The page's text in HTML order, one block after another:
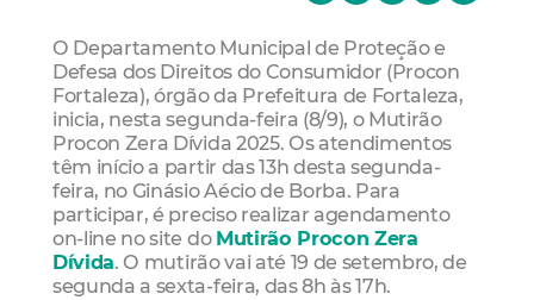
O Departamento Municipal de Proteção e
Defesa dos Direitos do Consumidor (Procon
Fortaleza), órgão da Prefeitura de Fortaleza,
inicia, nesta segunda-feira (8/9), o Mutirão
Procon Zera Dívida 2025. Os atendimentos
têm início a partir das 13h desta segunda-
feira, no Ginásio Aécio de Borba. Para
participar, é preciso realizar agendamento
on-line no site do Mutirão Procon Zera
Dívida. O mutirão vai até 19 de setembro, de
segunda a sexta-feira, das 8h às 17h.